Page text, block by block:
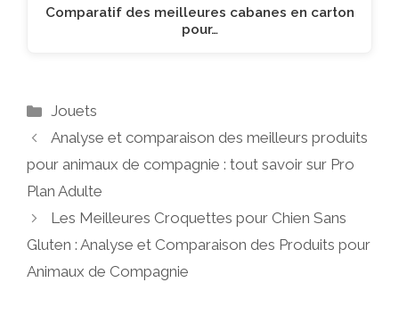
Comparatif des meilleures cabanes en carton
pour…
Catégories
Jouets
Analyse et comparaison des meilleurs produits
pour animaux de compagnie : tout savoir sur Pro
Plan Adulte
Les Meilleures Croquettes pour Chien Sans
Gluten : Analyse et Comparaison des Produits pour
Animaux de Compagnie